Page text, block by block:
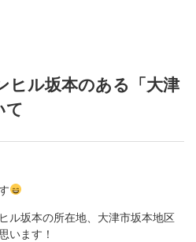
ヒル坂本のある「大津
て
ル坂本の所在地、大津市坂本地区
います！